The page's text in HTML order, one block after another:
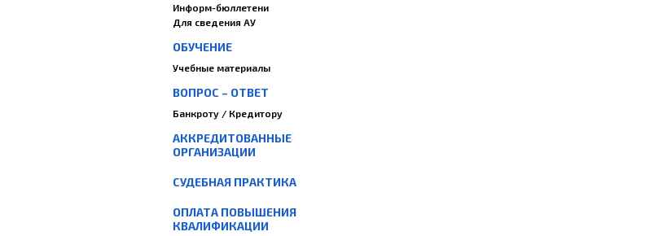
Информ-бюллетени
Для сведения АУ
ОБУЧЕНИЕ
Учебные материалы
ВОПРОС – ОТВЕТ
Банкроту / Кредитору
АККРЕДИТОВАННЫЕ
ОРГАНИЗАЦИИ
СУДЕБНАЯ ПРАКТИКА
ОПЛАТА ПОВЫШЕНИЯ
КВАЛИФИКАЦИИ